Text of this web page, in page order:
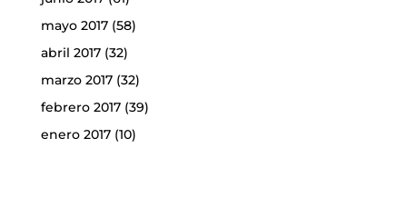
mayo 2017(58)
abril 2017(32)
marzo 2017(32)
febrero 2017(39)
enero 2017(10)